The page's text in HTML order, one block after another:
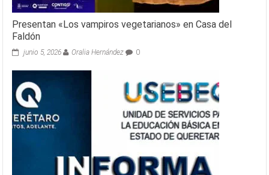
Presentan «Los vampiros vegetarianos» en Casa del
Faldón
junio 5, 2026 Oralia Hernández 0